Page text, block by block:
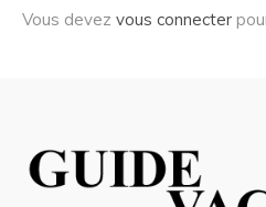
Vous devez vous connecter